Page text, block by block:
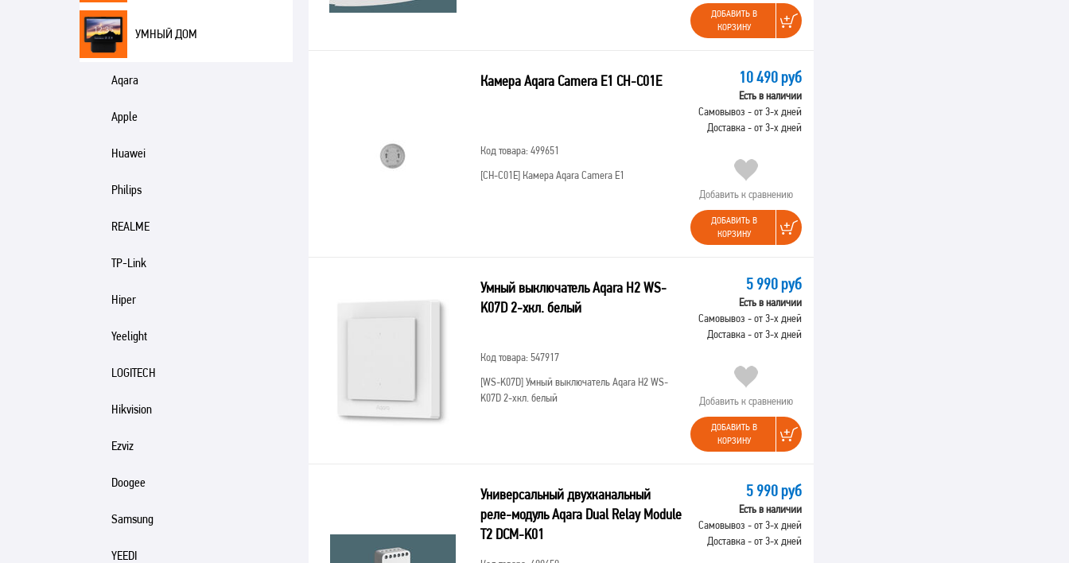
УМНЫЙ ДОМ
Aqara
Apple
Huawei
Philips
REALME
TP-Link
Hiper
Yeelight
LOGITECH
Hikvision
Ezviz
Doogee
Samsung
YEEDI
ДОБАВИТЬ В
КОРЗИНУ
Камера Aqara Camera E1 CH-C01E
Код товара: 499651
[CH-C01E]Камера Aqara Camera E1
10 490 руб
Есть в наличии
Самовывоз - от 3-х дней
Доставка - от 3-х дней
Добавить к сравнению
ДОБАВИТЬ В
КОРЗИНУ
Умный выключатель Aqara H2 WS-
K07D 2-хкл. белый
Код товара: 547917
[WS-K07D]Умный выключатель Aqara H2 WS-
K07D 2-хкл. белый
5 990 руб
Есть в наличии
Самовывоз - от 3-х дней
Доставка - от 3-х дней
Добавить к сравнению
ДОБАВИТЬ В
КОРЗИНУ
Универсальный двухканальный
реле-модуль Aqara Dual Relay Module
T2 DCM-K01
5 990 руб
Есть в наличии
Самовывоз - от 3-х дней
Доставка - от 3-х дней